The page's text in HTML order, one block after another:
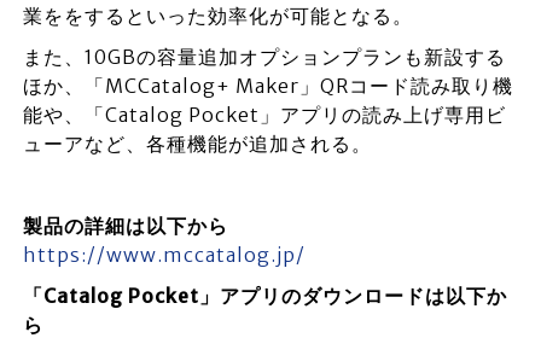
業ををするといった効率化が可能となる。
また、10GBの容量追加オプションプランも新設する
ほか、「MCCatalog+ Maker」QRコード読み取り機
能や、「Catalog Pocket」アプリの読み上げ専用ビ
ューアなど、各種機能が追加される。
製品の詳細は以下から
https://www.mccatalog.jp/
「Catalog Pocket」アプリのダウンロードは以下か
ら